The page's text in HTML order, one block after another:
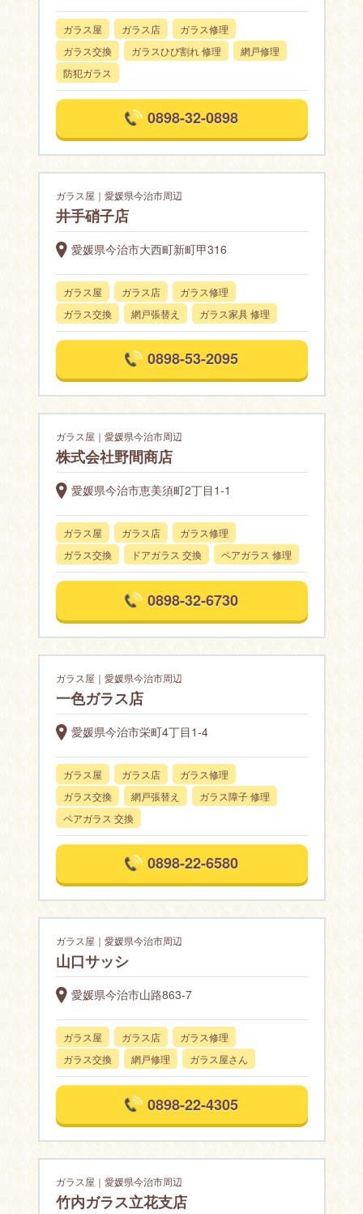
ガラス屋 ガラス店
ガラス修理
ガラス交換
ガラスひび割れ 修理
網戸修理
防犯ガラス
0898-32-0898
ガラス屋｜愛媛県今治市周辺
井手硝子店
愛媛県今治市大西町新町甲316
ガラス屋 ガラス店
ガラス修理
ガラス交換
網戸張替え ガラス家具 修理
0898-53-2095
ガラス屋｜愛媛県今治市周辺
株式会社野間商店
愛媛県今治市恵美須町2丁目1-1
ガラス屋 ガラス店
ガラス修理
ガラス交換
ドアガラス 交換 ペアガラス 修理
0898-32-6730
ガラス屋｜愛媛県今治市周辺
一色ガラス店
愛媛県今治市栄町4丁目1-4
ガラス屋 ガラス店
ガラス修理
ガラス交換
網戸張替え
ガラス障子 修理
ペアガラス 交換
0898-22-6580
ガラス屋｜愛媛県今治市周辺
山口サッシ
愛媛県今治市山路863-7
ガラス屋 ガラス店
ガラス修理
ガラス交換
網戸修理 ガラス屋さん
0898-22-4305
ガラス屋｜愛媛県今治市周辺
竹内ガラス立花支店